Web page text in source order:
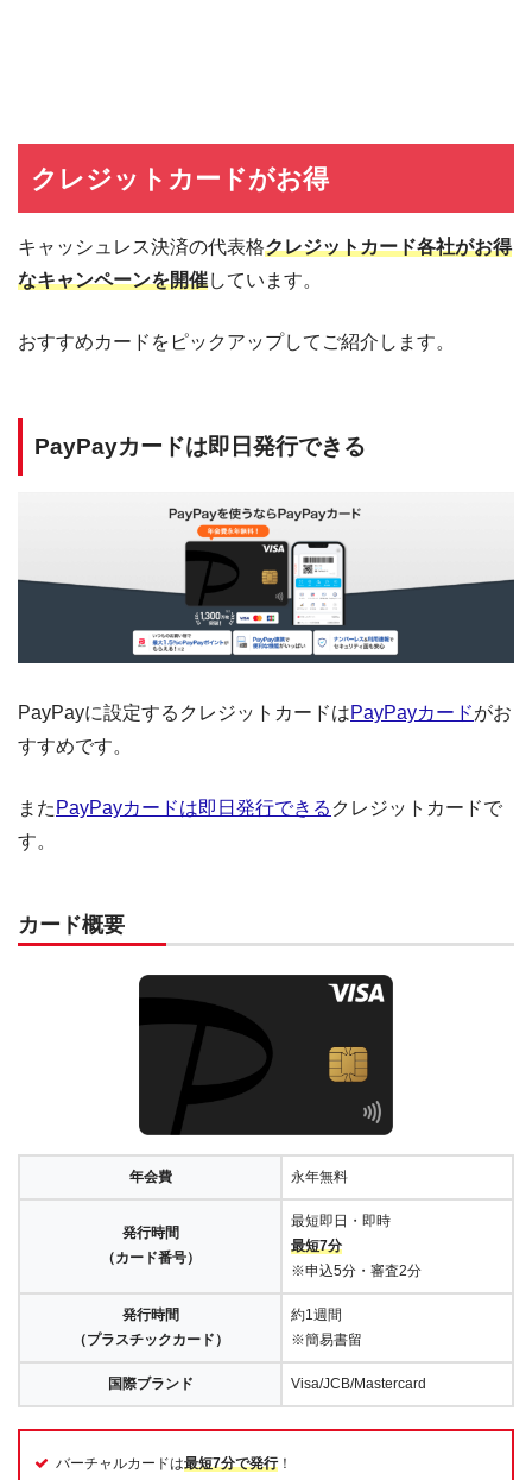
クレジットカードがお得
キャッシュレス決済の代表格クレジットカード各社がお得
なキャンペーンを開催しています。
おすすめカードをピックアップしてご紹介します。
PayPayカードは即日発行できる
PayPayに設定するクレジットカードはPayPayカードがお
すすめです。
また PayPayカードは即日発行できる クレジットカードで
す。
カード概要
年会費 永年無料
発行時間
（カード番号）
最短即日・即時
最短7分
※申込5分・審査2分
発行時間
（プラスチックカード）
約1週間
※簡易書留
国際ブランド Visa/JCB/Mastercard
バーチャルカードは最短7分で発行！